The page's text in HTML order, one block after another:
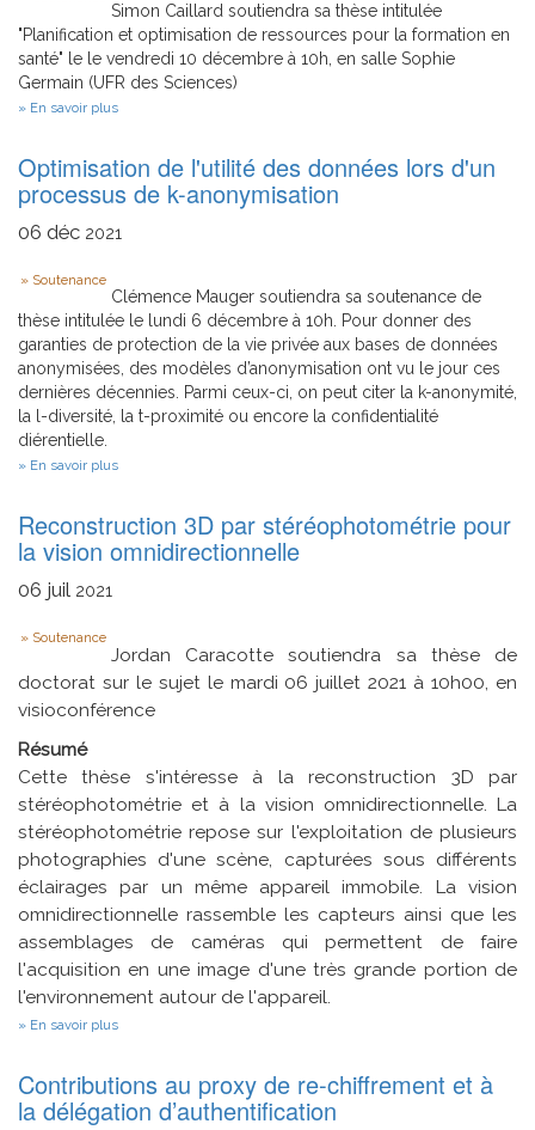
Simon Caillard soutiendra sa thèse intitulée
"Planification et optimisation de ressources pour la formation en
santé" le le vendredi 10 décembre à 10h, en salle Sophie
Germain (UFR des Sciences)
En savoir plus
optimisation
de
ressources
la
santé
Optimisation de l'utilité des données lors d'un
processus de k-anonymisation
06 déc 2021
Type
Soutenance
Clémence Mauger soutiendra sa soutenance de
thèse intitulée le lundi 6 décembre à 10h. Pour donner des
garanties de protection de la vie privée aux bases de données
anonymisées, des modèles d’anonymisation ont vu le jour ces
dernières décennies. Parmi ceux-ci, on peut citer la k-anonymité,
la l-diversité, la t-proximité ou encore la confidentialité
diérentielle.
En savoir plus
l'utilité
des
données
k-
anonymisation
Reconstruction 3D par stéréophotométrie pour
la vision omnidirectionnelle
06 juil 2021
Type
Soutenance
Jordan Caracotte soutiendra sa thèse de
doctorat sur le sujet le mardi 06 juillet 2021 à 10h00, en
visioconférence
Résumé
Cette thèse s'intéresse à la reconstruction 3D par
stéréophotométrie et à la vision omnidirectionnelle. La
stéréophotométrie repose sur l'exploitation de plusieurs
photographies d'une scène, capturées sous différents
éclairages par un même appareil immobile. La vision
omnidirectionnelle rassemble les capteurs ainsi que les
assemblages de caméras qui permettent de faire
l'acquisition en une image d'une très grande portion de
l'environnement autour de l'appareil.
En savoir plus
par
stéréophotométrie
pour
Contributions au proxy de re-chiffrement et à
la délégation d’authentification